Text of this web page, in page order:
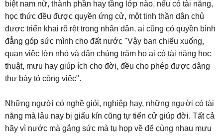
biệt nam nữ, thành phần hay tầng lớp nào, nếu có tài năng,
học thức đều được quyền ứng cử, một tinh thần dân chủ
được triển khai rõ rệt trong nhân dân, ai cũng có quyền bình
đẳng góp sức mình cho đất nước "Vậy ban chiếu xuống,
quan việc lớn nhỏ và dân chúng trăm họ ai có tài năng học
thuật, mưu hay giúp ích cho đời, đều cho phép được dâng
thư bày tỏ công việc".
Những người có nghề giỏi, nghiệp hay, những người có tài
năng mà lâu nay bị giấu kín cũng tự tiến cử giúp đời. Tất cả
hãy vì nước mà gắng sức mà tụ họp về để cùng nhau mưu